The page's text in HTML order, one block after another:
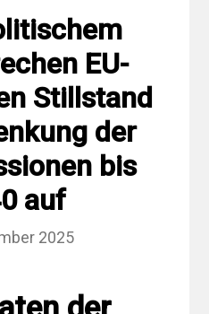
EU-
Stillstand
der
bis
auf
2025